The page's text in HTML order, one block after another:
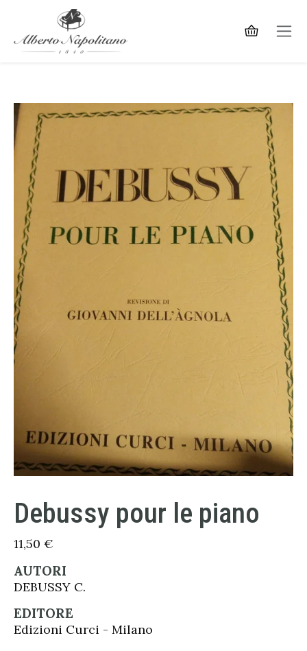
Debussy pour le piano
11,50 €
AUTORI
DEBUSSY C.
EDITORE
Edizioni Curci - Milano